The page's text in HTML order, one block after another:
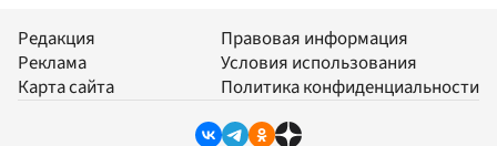
Редакция
Реклама
Карта сайта
Правовая информация
Условия использования
Политика конфиденциальности